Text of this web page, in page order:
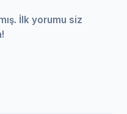
İlk yorumu siz